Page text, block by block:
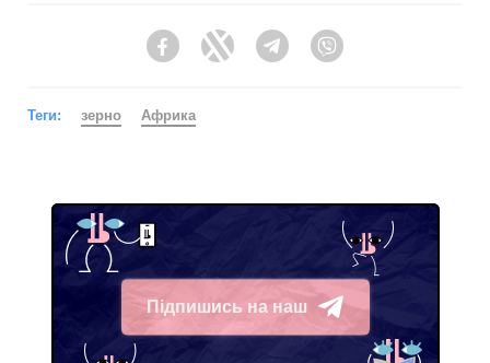
FacebookTwitter Telegram
Теги: зерно Африка
Підпишись на наш
Telegram